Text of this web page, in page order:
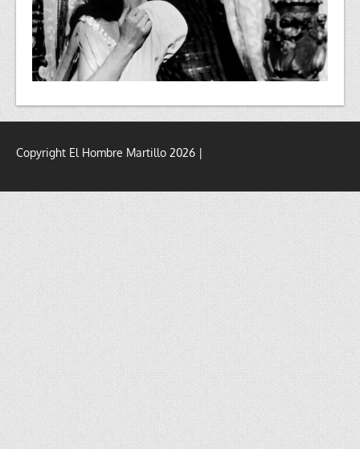
Copyright El Hombre Martillo 2026 |